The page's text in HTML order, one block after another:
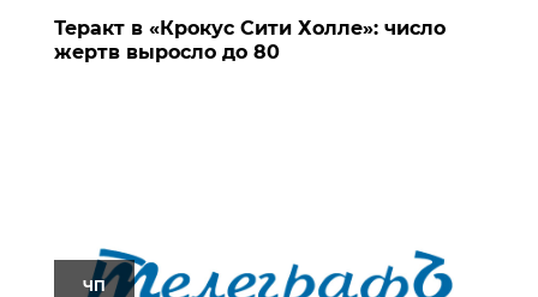
Теракт в «Крокус Сити Холле»: число
жертв выросло до 80
ЧП